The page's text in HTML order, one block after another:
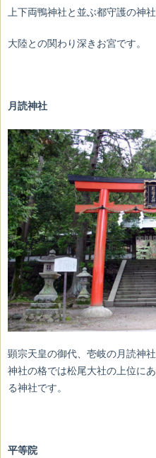
上下両鴨神社と並ぶ都守護の神社
大陸との関わり深きお宮です。
月読神社
顕宗天皇の御代、壱岐の月読神
神社の格では松尾大社の上位に
る神社です。
平等院